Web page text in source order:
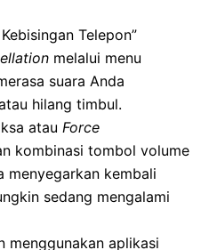
Telepon”
melalui menu
suara Anda
hilang timbul.
atau Force
kombinasi tombol volume
kembali
sedang mengalami
menggunakan aplikasi